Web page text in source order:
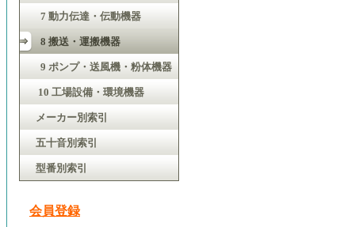
7 動力伝達・伝動機器
8 搬送・運搬機器
9 ポンプ・送風機・粉体機器
10 工場設備・環境機器
メーカー別索引
五十音別索引
型番別索引
会員登録